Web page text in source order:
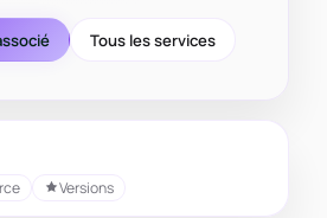
Tous les services
Versions